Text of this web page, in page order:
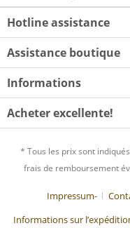
Hotline assistance
Assistance boutique
Informations
Acheter excellente!
* Tous les prix sont
frais de remboursement
Impressum-
Informations sur